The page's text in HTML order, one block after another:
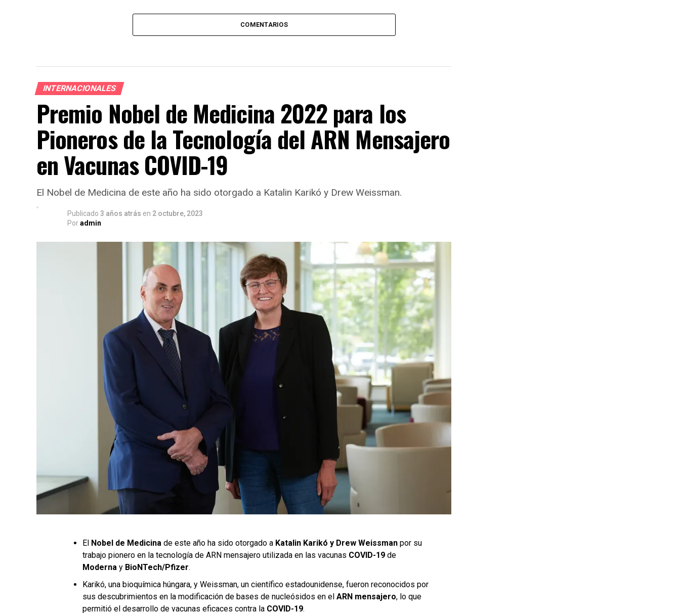
COMENTARIOS
INTERNACIONALES
Premio Nobel de Medicina 2022 para los
Pioneros de la Tecnología del ARN Mensajero
en Vacunas COVID-19
El Nobel de Medicina de este año ha sido otorgado a Katalin Karikó y Drew Weissman.
Publicado 3 años atrás en 2 octubre, 2023
Poradmin
El Nobel de Medicina de este año ha sido otorgado a Katalin Karikó y Drew Weissman por su
trabajo pionero en la tecnología de ARN mensajero utilizada en las vacunas COVID-19 de
Moderna y BioNTech/Pfizer.
Karikó, una bioquímica húngara, y Weissman, un científico estadounidense, fueron reconocidos por
sus descubrimientos en la modificación de bases de nucleósidos en el ARN mensajero, lo que
permitió el desarrollo de vacunas eficaces contra la COVID-19.